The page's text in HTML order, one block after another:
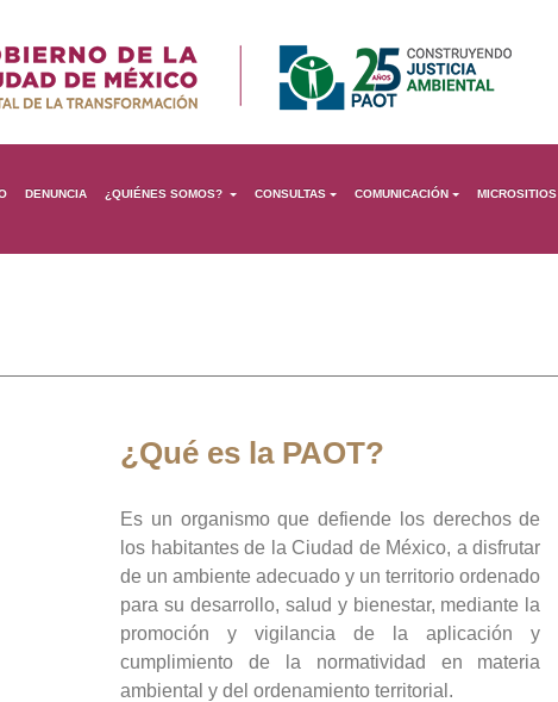
DENUNCIA ¿QUIÉNES SOMOS? CONSULTAS COMUNICACIÓN MICROSITIOS
¿Qué es la PAOT?
Es un organismo que defiende los derechos de
los habitantes de la Ciudad de México, a disfrutar
de un ambiente adecuado y un territorio ordenado
para su desarrollo, salud y bienestar, mediante la
promoción y vigilancia de la aplicación y
cumplimiento de la normatividad en materia
ambiental y del ordenamiento territorial.